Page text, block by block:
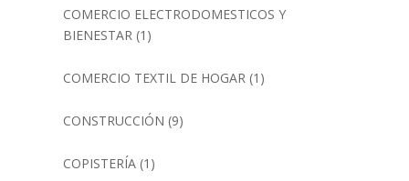
COMERCIO ELECTRODOMESTICOS Y
BIENESTAR(1)
COMERCIO TEXTIL DE HOGAR(1)
CONSTRUCCIÓN (9)
COPISTERÍA(1)